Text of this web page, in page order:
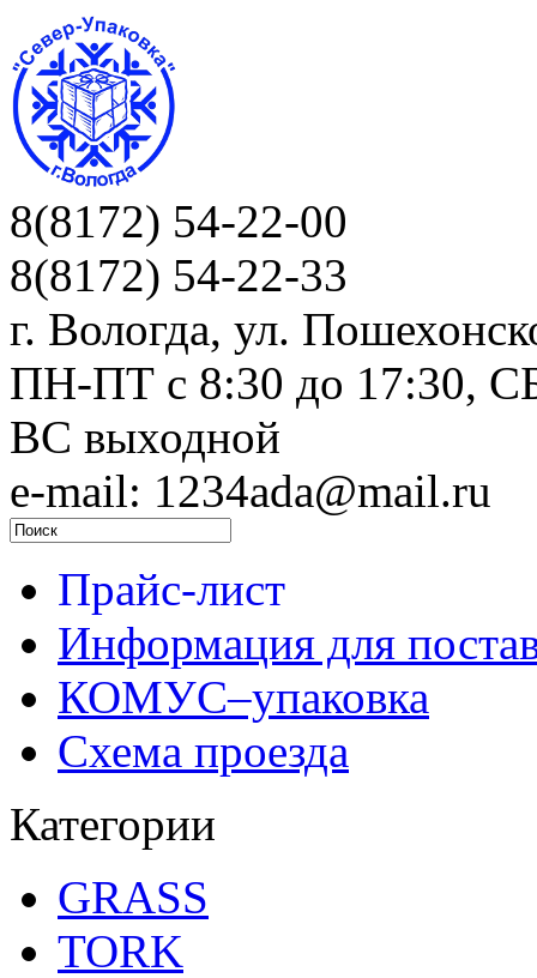
8(8172) 54-22-00
8(8172) 54-22-33
г. Вологда, ул.
ПН-ПТ c 8:30 до 17:30,
ВС выходной
e-mail: 1234ada@mail.ru
Прайс-лист
Информация для
КОМУС–упаковка
Схема проезда
Категории
GRASS
TORK